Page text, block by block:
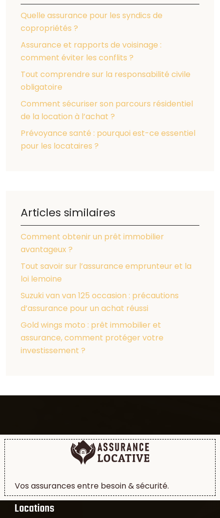
Quelle assurance pour les syndics de
copropriétés ?
Assurance et rapports de voisinage :
comment éviter les conflits ?
Tout comprendre sur la responsabilité civile
obligatoire
Comment sécuriser son parcours résidentiel
de la location à l’achat ?
Prévoyance santé : pourquoi est-ce essentiel
pour les locataires ?
Articles similaires
Comment obtenir un prêt immobilier
avantageux ?
Tout savoir sur l’assurance emprunteur et la
loi lemoine
Suzuki van van 125 occasion : précautions
d’assurance pour un achat réussi
Gold wings moto : prêt immobilier et
assurance, comment protéger votre
investissement ?
Vos assurances entre besoin & sécurité.
Locations